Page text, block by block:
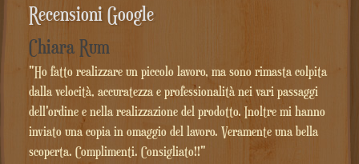
Recensioni Google
Chiara Rum
"Ho fatto realizzare un piccolo lavoro, ma sono rimasta colpita
dalla velocità, accuratezza e professionalità nei vari passaggi
dell'ordine e nella realizzazione del prodotto. Inoltre mi hanno
inviato una copia in omaggio del lavoro. Veramente una bella
scoperta. Complimenti. Consigliato!!"